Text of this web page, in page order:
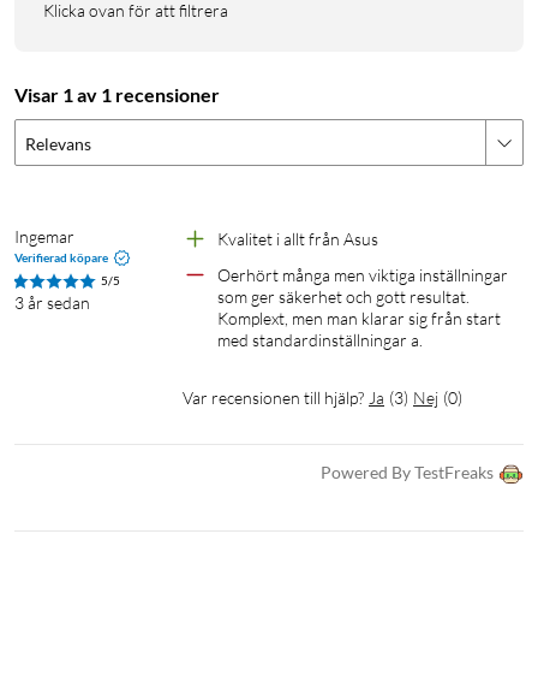
Håller dig och dina enheter säkra på internet. Med
WPA, WPA2 och WPA2-Enterprise-kryptering samt enkel
Anslut dig till ditt hemmanätverk vart du än är i världen. Med
Instant Guard krypteras trafiken via den inbygga VPN-
tjänsten i ZenWifi Pro E12 så att du säkert kan ansluta dig till
privata inställningar och nätverksresurser.
Klicka ovan för att filtrera
Visar 1 av 1 recensioner
Relevans
Ingemar
Verifierad köpare
5/5
3 år sedan
Kvalitet i allt från Asus
Oerhört många men viktiga inställningar
som ger säkerhet och gott resultat.
Komplext, men man klarar sig från start
med standardinställningar a.
Var recensionen till hjälp? Ja (3) Nej (0)
Powered By TestFreaks